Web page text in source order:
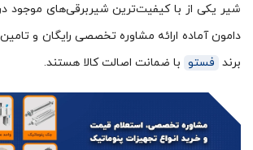
شیر یکی از با کیفیت‌ترین شیربرقی‌های موجود
دامون آماده ارائه مشاوره تخصصی رایگان و
برند فستو با ضمانت اصالت کالا هستند.